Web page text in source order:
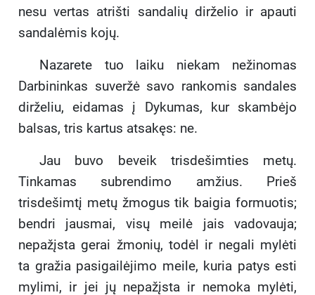
nesu vertas atrišti sandalių dirželio ir apauti
sandalėmis kojų.
Nazarete tuo laiku niekam nežinomas
Darbininkas suveržė savo rankomis sandales
dirželiu, eidamas į Dykumas, kur skambėjo
balsas, tris kartus atsakęs: ne.
Jau buvo beveik trisdešimties metų.
Tinkamas subrendimo amžius. Prieš
trisdešimtį metų žmogus tik baigia formuotis;
bendri jausmai, visų meilė jais vadovauja;
nepažįsta gerai žmonių, todėl ir negali mylėti
ta gražia pasigailėjimo meile, kuria patys esti
mylimi, ir jei jų nepažįsta ir nemoka mylėti,